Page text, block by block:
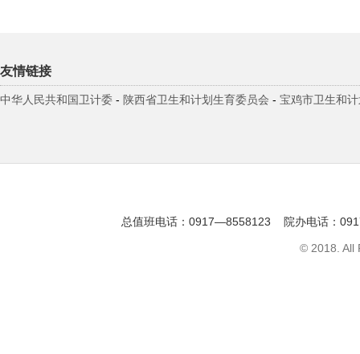
友情链接
中华人民共和国卫计委 - 陕西省卫生和计划生育委员会 - 宝鸡市卫生和
总值班电话：0917—8558123 院办电话：
© 2018. All